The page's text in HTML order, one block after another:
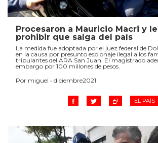
Procesaron a Mauricio Macri y
prohibir que salga del país
La medida fue adoptada por el juez federal de
en la causa por presunto espionaje ilegal a los
tripulantes del ARA San Juan. El magistrado
embargo por 100 millones de pesos.
Por miguel • diciembre2021
EL PAÍS